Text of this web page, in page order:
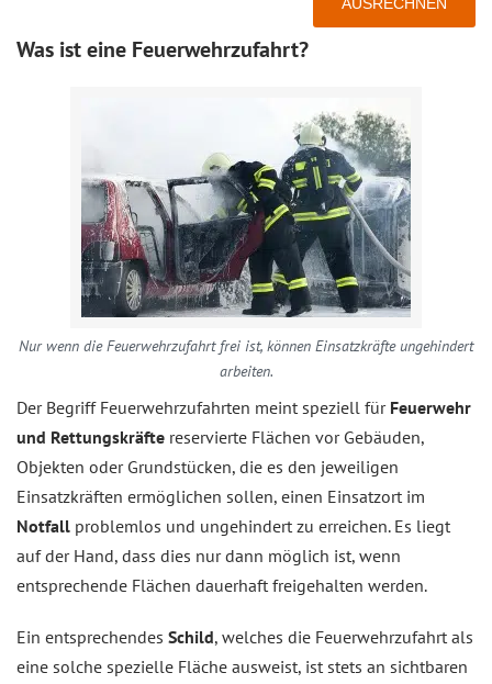
Was ist eine Feuerwehrzufahrt?
Nur wenn die Feuerwehrzufahrt frei ist, können Einsatzkräfte ungehindert
arbeiten.
Der Begriff Feuerwehrzufahrten meint speziell für Feuerwehr
und Rettungskräfte reservierte Flächen vor Gebäuden,
Objekten oder Grundstücken, die es den jeweiligen
Einsatzkräften ermöglichen sollen, einen Einsatzort im
Notfall problemlos und ungehindert zu erreichen. Es liegt
auf der Hand, dass dies nur dann möglich ist, wenn
entsprechende Flächen dauerhaft freigehalten werden.
Ein entsprechendes Schild, welches die Feuerwehrzufahrt als
eine solche spezielle Fläche ausweist, ist stets an sichtbaren